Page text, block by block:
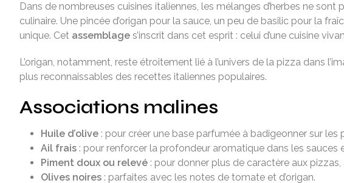
Dans de nombreuses cuisines italiennes, les mélanges d’herbes ne
culinaire. Une pincée d’origan pour la sauce, un peu de basilic pour la
unique. Cet assemblage s’inscrit dans cet esprit : celui d’une cuisine
L’origan, notamment, reste étroitement lié à l’univers de la pizza dans
plus reconnaissables des recettes italiennes populaires.
Associations malines
Huile d’olive : pour créer une base parfumée à badigeonner sur les
Ail frais : pour renforcer la profondeur aromatique dans les sauces
Piment doux ou relevé : pour donner plus de caractère aux
Olives noires : parfaites avec les notes de tomate et d’origan.